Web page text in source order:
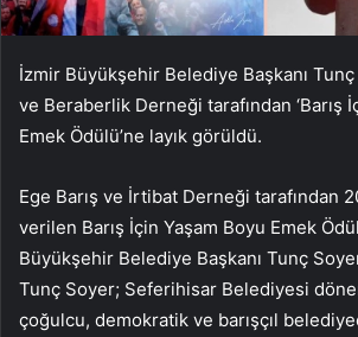
İzmir Büyükşehir Belediye Başkanı Tunç
ve Beraberlik Derneği tarafından ‘Barış
Emek Ödülü’ne layık görüldü.
Ege Barış ve İrtibat Derneği tarafından
verilen Barış İçin Yaşam Boyu Emek
Büyükşehir Belediye Başkanı Tunç
Tunç Soyer; Seferihisar Belediyesi
çoğulcu, demokratik ve barışçıl